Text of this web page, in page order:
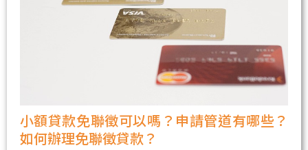
小額貸款免聯徵可以嗎？申請管道有哪些？
如何辦理免聯徵貸款？